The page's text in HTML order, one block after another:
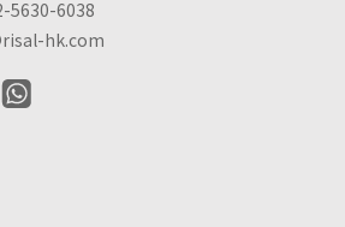
5630-6038
hk.com